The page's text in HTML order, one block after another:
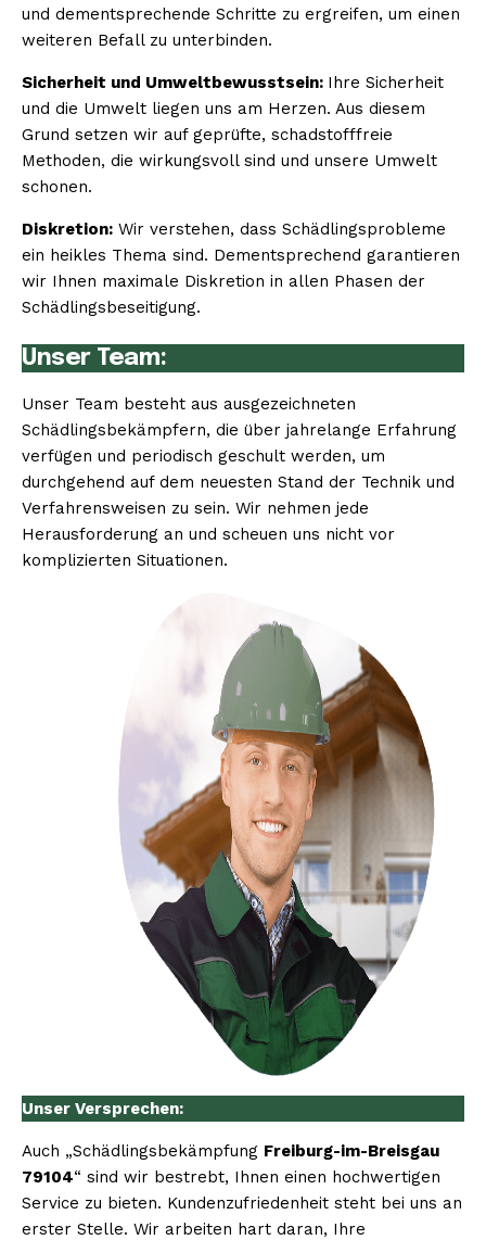
und dementsprechende Schritte zu ergreifen, um einen
weiteren Befall zu unterbinden.
Sicherheit und Umweltbewusstsein: Ihre Sicherheit
und die Umwelt liegen uns am Herzen. Aus diesem
Grund setzen wir auf geprüfte, schadstofffreie
Methoden, die wirkungsvoll sind und unsere Umwelt
schonen.
Diskretion: Wir verstehen, dass Schädlingsprobleme
ein heikles Thema sind. Dementsprechend garantieren
wir Ihnen maximale Diskretion in allen Phasen der
Schädlingsbeseitigung.
Unser Team:
Unser Team besteht aus ausgezeichneten
Schädlingsbekämpfern, die über jahrelange Erfahrung
verfügen und periodisch geschult werden, um
durchgehend auf dem neuesten Stand der Technik und
Verfahrensweisen zu sein. Wir nehmen jede
Herausforderung an und scheuen uns nicht vor
komplizierten Situationen.
Unser Versprechen:
Auch „Schädlingsbekämpfung Freiburg-im-Breisgau
79104“ sind wir bestrebt, Ihnen einen hochwertigen
Service zu bieten. Kundenzufriedenheit steht bei uns an
erster Stelle. Wir arbeiten hart daran, Ihre